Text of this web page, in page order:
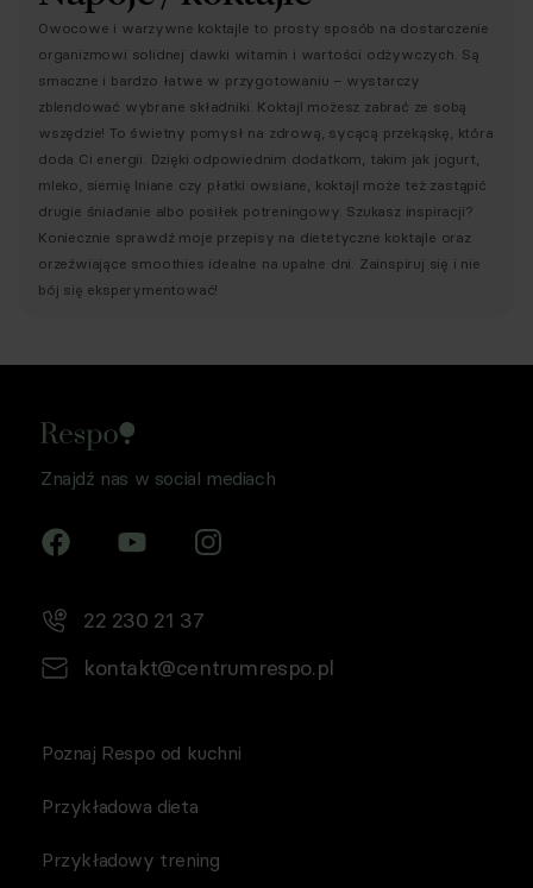
Owocowe i warzywne koktajle to prosty sposób na dostarczenie
organizmowi solidnej dawki witamin i wartości odżywczych. Są
smaczne i bardzo łatwe w przygotowaniu – wystarczy
zblendować wybrane składniki. Koktajl możesz zabrać ze sobą
wszędzie! To świetny pomysł na zdrową, sycącą przekąskę, która
doda Ci energii. Dzięki odpowiednim dodatkom, takim jak jogurt,
mleko, siemię lniane czy płatki owsiane, koktajl może też zastąpić
drugie śniadanie albo posiłek potreningowy. Szukasz inspiracji?
Koniecznie sprawdź moje przepisy na dietetyczne koktajle oraz
orzeźwiające smoothies idealne na upalne dni. Zainspiruj się i nie
bój się eksperymentować!
Znajdź nas w social mediach
22 230 21 37
kontakt@centrumrespo.pl
Poznaj Respo od kuchni
Przykładowa dieta
Przykładowy trening